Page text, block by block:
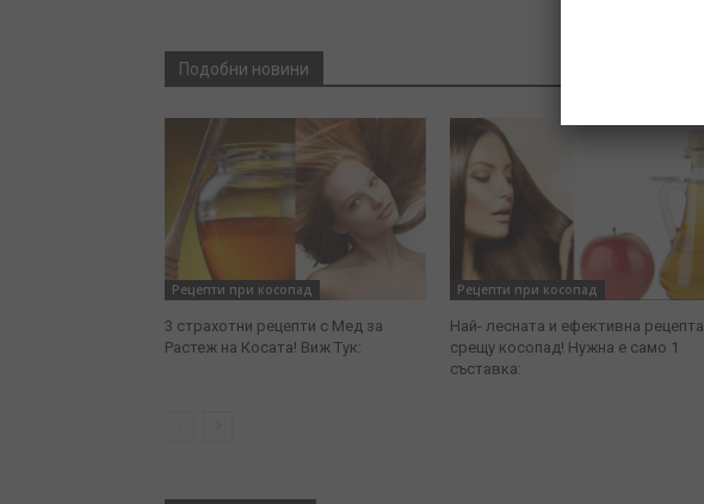
Подобни новини
Рецепти при косопад
3 страхотни рецепти с Мед за
Растеж на Косата! Виж Тук:
Рецепти при косопад
Най- лесната и ефективна рецепта
срещу косопад! Нужна е само 1
съставка: